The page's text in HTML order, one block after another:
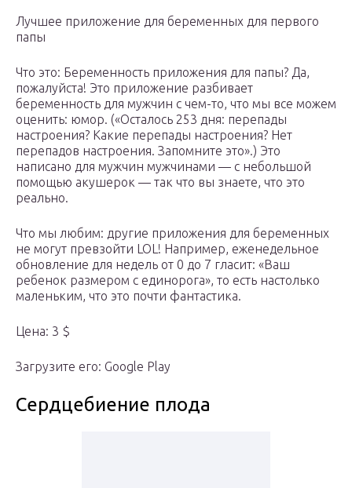
Лучшее приложение для беременных для первого
папы
Что это: Беременность приложения для папы? Да,
пожалуйста! Это приложение разбивает
беременность для мужчин с чем-то, что мы все можем
оценить: юмор. («Осталось 253 дня: перепады
настроения? Какие перепады настроения? Нет
перепадов настроения. Запомните это».) Это
написано для мужчин мужчинами — с небольшой
помощью акушерок — так что вы знаете, что это
реально.
Что мы любим: другие приложения для беременных
не могут превзойти LOL! Например, еженедельное
обновление для недель от 0 до 7 гласит: «Ваш
ребенок размером с единорога», то есть настолько
маленьким, что это почти фантастика.
Цена: 3 $
Загрузите его: Google Play
Сердцебиение плода